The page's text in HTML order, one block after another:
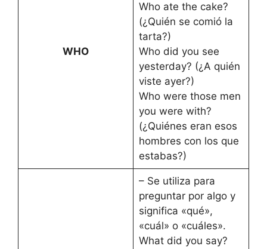
WHO
Who ate the cake?
(¿Quién se comió la
tarta?)
Who did you see
yesterday? (¿A quién
viste ayer?)
Who were those men
you were with?
(¿Quiénes eran esos
hombres con los que
estabas?)
– Se utiliza para
preguntar por algo y
significa «qué»,
«cuál» o «cuáles».
What did you say?